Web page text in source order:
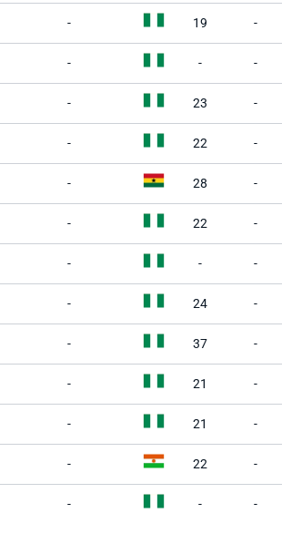
- 19 -
- - -
- 23 -
- 22 -
- 28 -
- 22 -
- - -
- 24 -
- 37 -
- 21 -
- 21 -
- 22 -
- - -